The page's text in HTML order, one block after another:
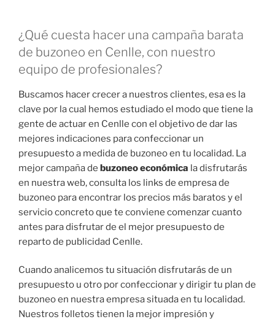
¿Qué cuesta hacer una campaña barata
de buzoneo en Cenlle, con nuestro
equipo de profesionales?
Buscamos hacer crecer a nuestros clientes, esa es la
clave por la cual hemos estudiado el modo que tiene la
gente de actuar en Cenlle con el objetivo de dar las
mejores indicaciones para confeccionar un
presupuesto a medida de buzoneo en tu localidad. La
mejor campaña de buzoneo económica la disfrutarás
en nuestra web, consulta los links de empresa de
buzoneo para encontrar los precios más baratos y el
servicio concreto que te conviene comenzar cuanto
antes para disfrutar de el mejor presupuesto de
reparto de publicidad Cenlle.
Cuando analicemos tu situación disfrutarás de un
presupuesto u otro por confeccionar y dirigir tu plan de
buzoneo en nuestra empresa situada en tu localidad.
Nuestros folletos tienen la mejor impresión y